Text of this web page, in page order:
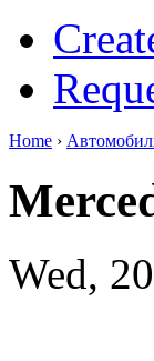
Home ›
Wed,